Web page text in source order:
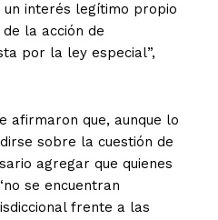
un interés legítimo propio
la acción de
por la ley especial”,
afirmaron que, aunque lo
sobre la cuestión de
agregar que quienes
se encuentran
frente a las